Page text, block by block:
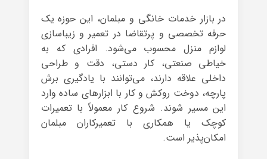
در بازار خدمات خانگی و مبلمان، این حوزه یک
حرفه تخصصی و پرتقاضا در تعمیر و زیباسازی
لوازم منزل محسوب می‌شود. افرادی که به
خیاطی صنعتی، کار دستی، دقت و طراحی
داخلی علاقه دارند، می‌توانند با یادگیری برش
پارچه، دوخت روکش و کار با ابزارهای ساده وارد
این مسیر شوند. شروع کار معمولاً با تعمیرات
کوچک یا همکاری با تعمیرکاران مبلمان
امکان‌پذیر است.